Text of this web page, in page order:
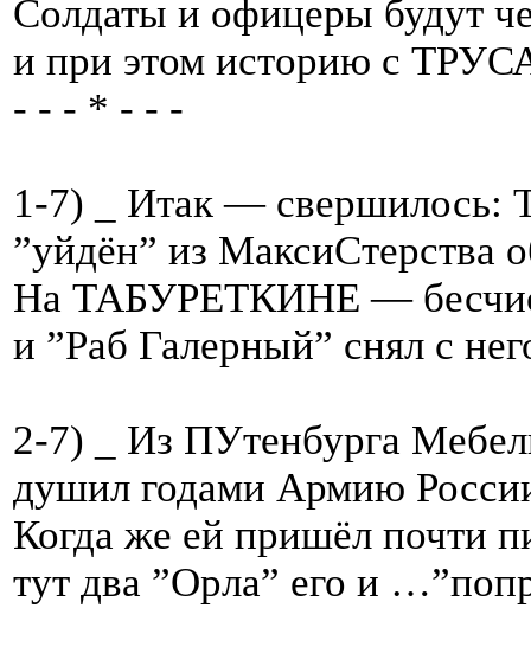
Солдаты и офицеры будут
и при этом историю с
- - - * - - -
1-7) _ Итак —
”уйдён” из МаксиСтерства
На ТАБУРЕТКИНЕ —
и ”Раб Галерный” снял с
2-7) _ Из ПУтенбурга
душил годами Армию
Когда же ей пришёл почти
тут два ”Орла” его и